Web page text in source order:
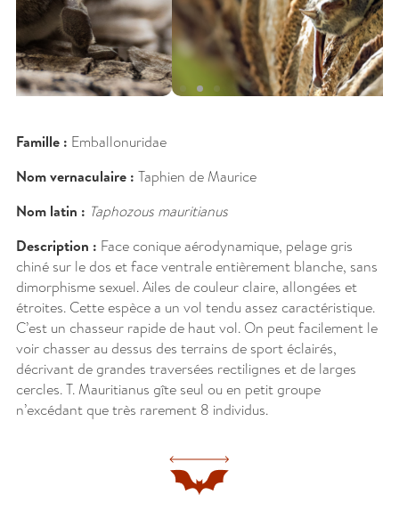
Famille : Emballonuridae
Nom vernaculaire : Taphien de Maurice
Nom latin : Taphozous mauritianus
Description : Face conique aérodynamique, pelage gris
chiné sur le dos et face ventrale entièrement blanche, sans
dimorphisme sexuel. Ailes de couleur claire, allongées et
étroites. Cette espèce a un vol tendu assez caractéristique.
C’est un chasseur rapide de haut vol. On peut facilement le
voir chasser au dessus des terrains de sport éclairés,
décrivant de grandes traversées rectilignes et de larges
cercles. T. Mauritianus gîte seul ou en petit groupe
n’excédant que très rarement 8 individus.